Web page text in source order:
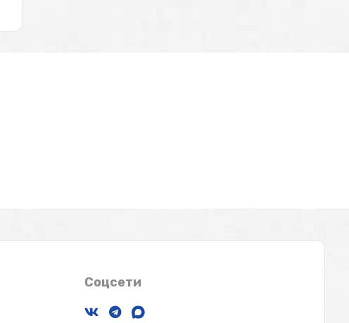
Соцсети